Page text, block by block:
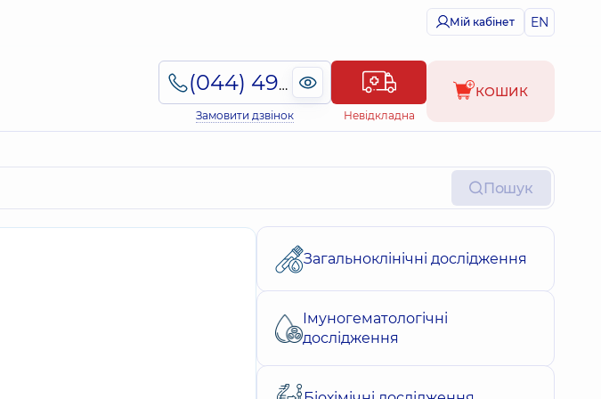
Мій кабінет EN
(044) 495-2-888
Замовити дзвінок Невідкладна
КОШИК
Пошук
Загальноклінічні дослідження
Імуногематологічні
дослідження